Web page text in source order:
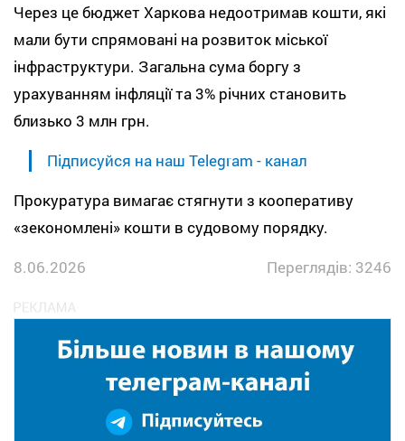
Через це бюджет Харкова недоотримав кошти, які
мали бути спрямовані на розвиток міської
інфраструктури. Загальна сума боргу з
урахуванням інфляції та 3% річних становить
близько 3 млн грн.
Підписуйся на наш Telegram - канал
Прокуратура вимагає стягнути з кооперативу
«зекономлені» кошти в судовому порядку.
8.06.2026
Переглядів: 3246